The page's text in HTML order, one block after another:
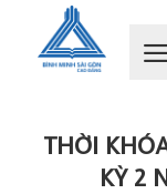
content
THỜI
KỲ 2